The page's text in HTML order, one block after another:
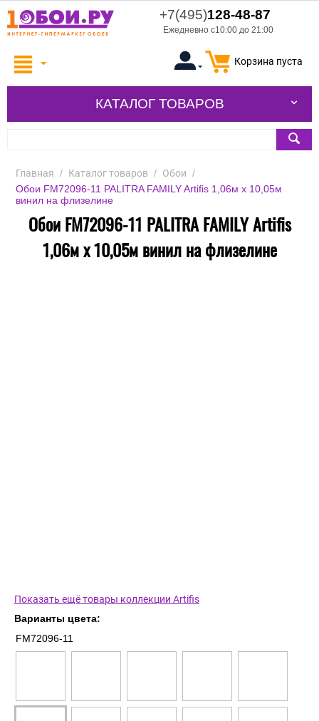
+7(495)128-48-87
Ежедневно с10:00 до 21:00
Корзина пуста
КАТАЛОГ ТОВАРОВ
Главная / Каталог товаров / Обои /
Обои FM72096-11 PALITRA FAMILY Artifis 1,06м х 10,05м
винил на флизелине
Обои FM72096-11 PALITRA FAMILY Artifis
1,06м х 10,05м винил на флизелине
Показать ещё товары коллекции Artifis
Варианты цвета:
FM72096-11